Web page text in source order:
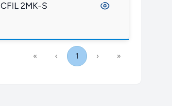
CFIL 2MK-S
« ‹ 1 › »